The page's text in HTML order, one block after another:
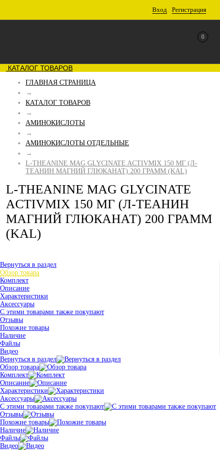
Вход Регистрация
0
КАТАЛОГ ТОВАРОВ
ГЛАВНАЯ СТРАНИЦА
→
КАТАЛОГ ТОВАРОВ
→
АМИНОКИСЛОТЫ
→
АМИНОКИСЛОТЫ ОТДЕЛЬНЫЕ
→
L-THEANINE MAG GLYCINATE ACTIVMIX 150 МГ (Л-
ТЕАНИН МАГНИЙ ГЛЮКАНАТ) 200 ГРАММ (KAL)
L-THEANINE MAG GLYCINATE
ACTIVMIX 150 МГ (Л-ТЕАНИН
МАГНИЙ ГЛЮКАНАТ) 200 ГРАММ
(KAL)
Вернуться в раздел
Обзор товара
Комплект
Описание
Характеристики
Аксессуары
С этими товарами также покупают
Отзывы
Похожие товары
Наличие
Файлы
Видео
Вернуться в раздел
Обзор товара
Комплект
Описание
Характеристики
Аксессуары
С этими товарами также покупают
Отзывы
Похожие товары
Наличие
Файлы
Видео